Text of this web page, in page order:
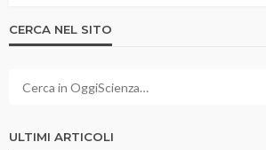
CERCA NEL SITO
ULTIMI ARTICOLI